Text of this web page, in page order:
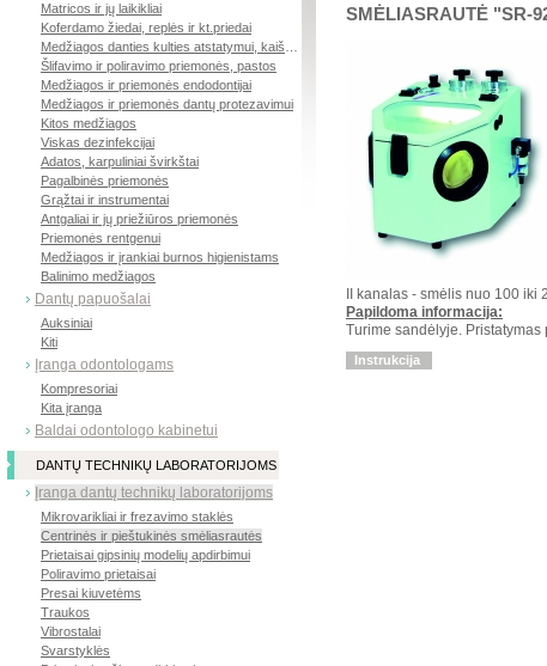
Matricos ir jų laikikliai
Koferdamo žiedai, replės ir kt.priedai
Šlifavimo ir poliravimo priemonės, pastos
Medžiagos ir priemonės endodontijai
Medžiagos ir priemonės dantų protezavimui
Kitos medžiagos
Viskas dezinfekcijai
Adatos, karpuliniai švirkštai
Pagalbinės priemonės
Grąžtai ir instrumentai
Antgaliai ir jų priežiūros priemonės
Priemonės rentgenui
Medžiagos ir įrankiai burnos higienistams
Balinimo medžiagos
Dantų papuošalai
Auksiniai
Kiti
Įranga odontologams
Kompresoriai
Kita įranga
Baldai odontologo kabinetui
DANTŲ TECHNIKŲ LABORATORIJOMS
Įranga dantų technikų laboratorijoms
Mikrovarikliai ir frezavimo staklės
Centrinės ir pieštukinės smėliasrautės
Prietaisai gipsinių modelių apdirbimui
Poliravimo prietaisai
Presai kiuvetėms
Traukos
Vibrostalai
Svarstyklės
SMĖLIASRAUTĖ "SR-
II kanalas - smėlis nuo 100 iki
Papildoma informacija:
Turime sandėlyje.
Instrukcija